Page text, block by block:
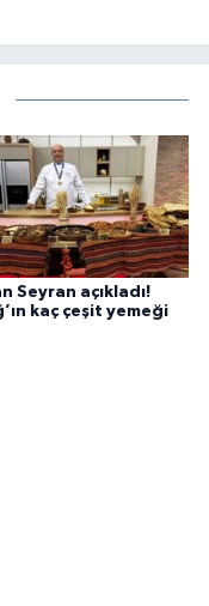
Seyran açıkladı!
kaç çeşit yemeği